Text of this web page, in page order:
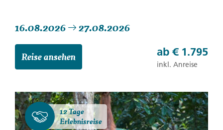
16.08.2026 27.08.2026
Reise ansehen ab € 1.795
inkl. Anreise
12 Tage
Erlebnisreise